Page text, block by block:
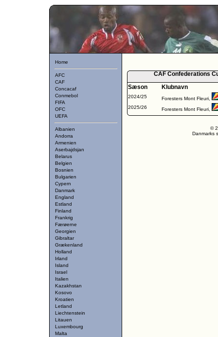
Home
AFC
CAF
Concacaf
Conmebol
FIFA
OFC
UEFA
Albanien
Andorra
Armenien
Aserbajdsjan
Belarus
Belgien
Bosnien
Bulgarien
Cypern
Danmark
England
Estland
Finland
Frankrig
Færøerne
Georgien
Gibraltar
Grækenland
Holland
Irland
Island
Israel
Italien
Kazakhstan
Kosovo
Kroatien
Letland
Liechtenstein
Litauen
Luxembourg
Malta
CAF Confederations
Sæson
Klubnavn
2024/25
Foresters Mont Fleuri,
2025/26
Foresters Mont Fleuri,
©
Danmarks